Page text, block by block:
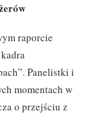
raporcie
Panelistki i
momentach w
o przejściu z